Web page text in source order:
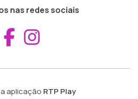
nas redes sociais
Aceder ao
aplicação RTP Play